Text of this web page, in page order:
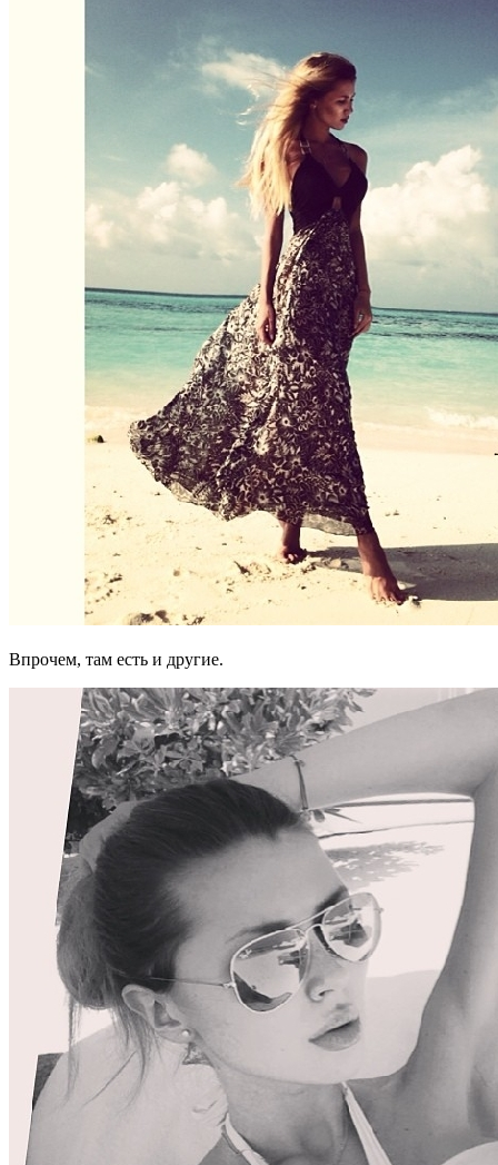
Впрочем, там есть и другие.